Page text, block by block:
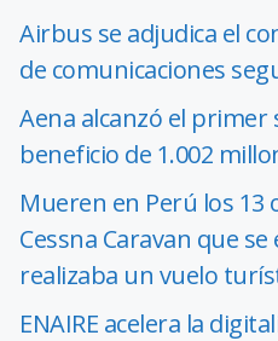
Airbus se adjudica el
de comunicaciones
Aena alcanzó el primer
beneficio de 1.002
Mueren en Perú los 13
Cessna Caravan que
realizaba un vuelo
ENAIRE acelera la